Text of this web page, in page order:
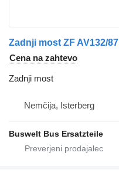
Cena na zahtevo
Zadnji most
Nemčija, Isterberg
Buswelt Bus Ersatzteile